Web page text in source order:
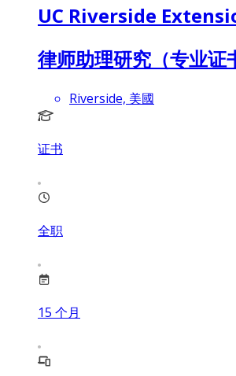
UC Riverside
律师助理研究（专业证
Riverside, 美國
证书
全职
15 个月